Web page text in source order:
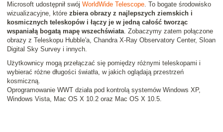
Microsoft udostępnił swój WorldWide Telescope . To bogate środowisko
wizualizacyjne, które zbiera obrazy z najlepszych ziemskich i
kosmicznych teleskopów i łączy je w jedną całość tworząc
wspaniałą bogatą mapę wszechświata . Zobaczymy zatem połączone
obrazy z Teleskopu Hubble'a, Chandra X-Ray Observatory Center, Sloan
Digital Sky Survey i innych.
Użytkownicy mogą przełączać się pomiędzy różnymi teleskopami i
wybierać różne długości światła, w jakich oglądają przestrzeń
kosmiczną.
Oprogramowanie WWT działa pod kontrolą systemów Windows XP,
Windows Vista, Mac OS X 10.2 oraz Mac OS X 10.5.